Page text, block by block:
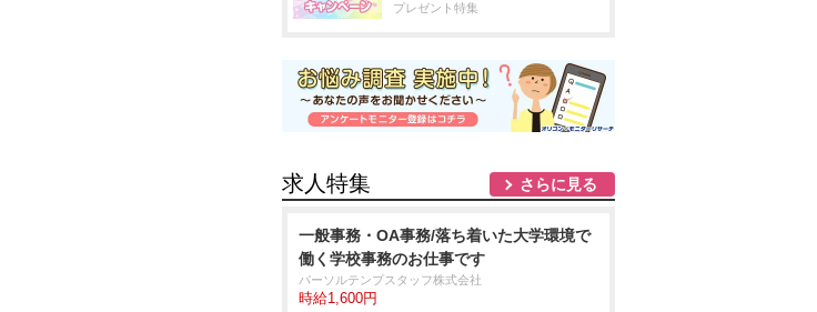
プレゼント特集
求人特集 さらに見る
一般事務・OA事務/落ち着いた大学環境で
働く学校事務のお仕事です
パーソルテンプスタッフ株式会社
時給1,600円